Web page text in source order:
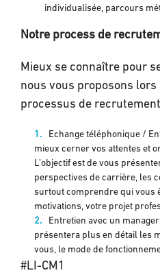
individualisée, parcours
Notre process de
Mieux se connaître pour
nous vous proposons
processus de
Echange téléphonique /
mieux cerner vos attentes et
L’objectif est de vous
perspectives de carrière, les
surtout comprendre qui vous
motivations, votre projet
Entretien avec un
présentera plus en détail les
vous, le mode de
#LI-CM1